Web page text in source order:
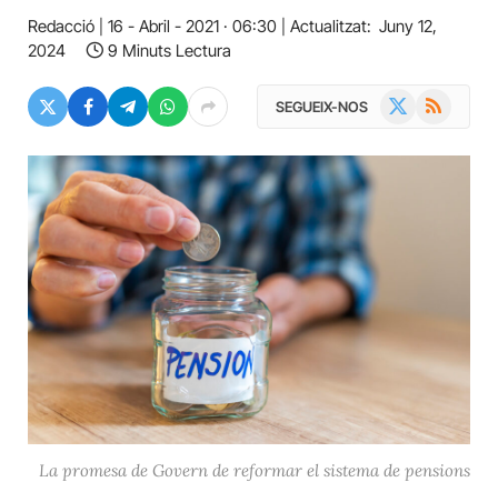
Redacció 16 - Abril - 2021 · 06:30 Actualitzat: Juny 12,
2024
9 Minuts Lectura
SEGUEIX-NOS RSS
La promesa de Govern de reformar el sistema de pensions